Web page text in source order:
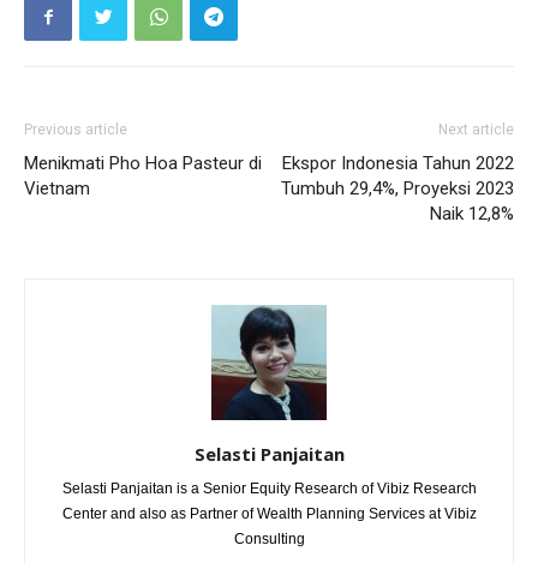
Previous article
Menikmati Pho Hoa Pasteur di
Vietnam
Next article
Ekspor Indonesia Tahun 2022
Tumbuh 29,4%, Proyeksi 2023
Naik 12,8%
Selasti Panjaitan
Selasti Panjaitan is a Senior Equity Research of Vibiz Research
Center and also as Partner of Wealth Planning Services at Vibiz
Consulting